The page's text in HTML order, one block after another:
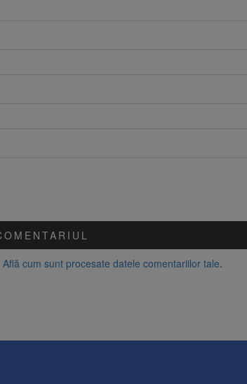
Află cum sunt procesate datele comentariilor tale.